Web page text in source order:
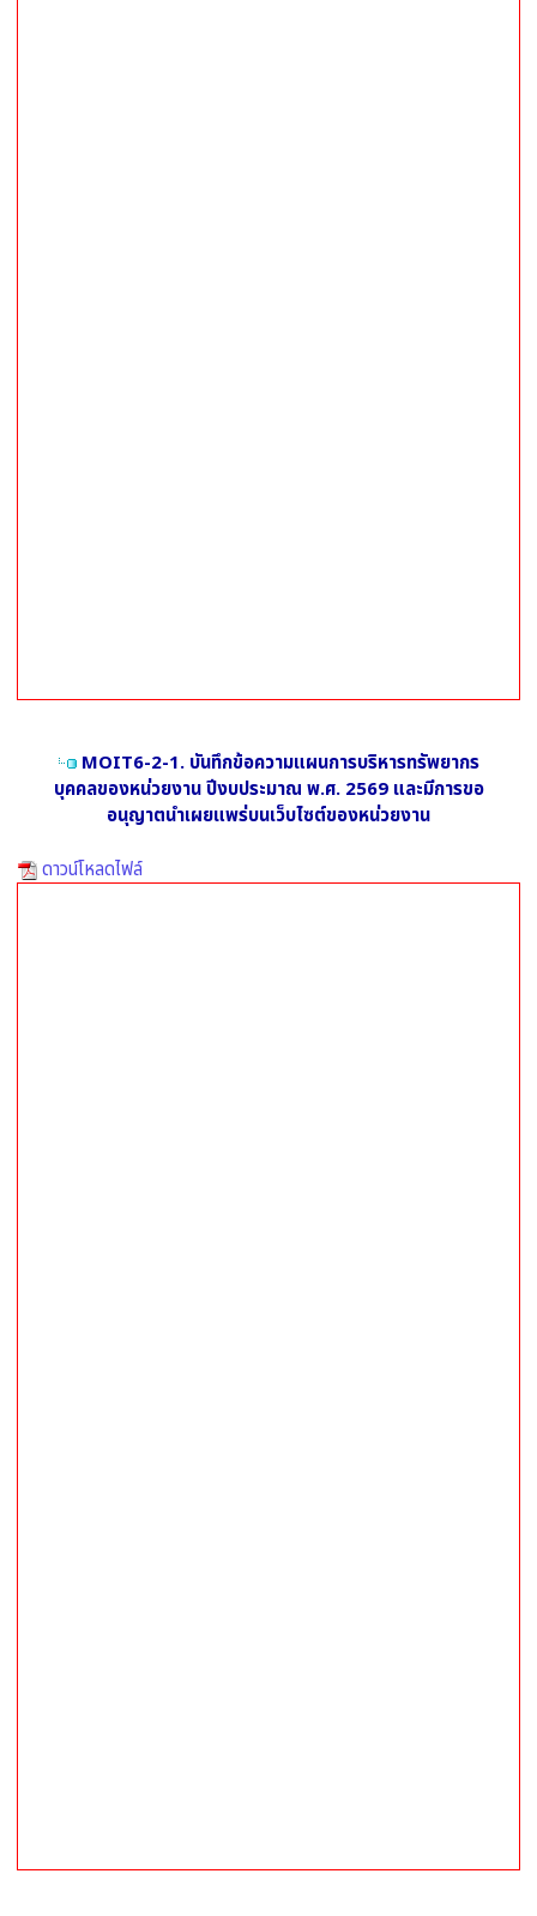
MOIT6-2-1. บันทึกข้อความแผนการบริหารทรัพยากร
บุคคลของหน่วยงาน ปีงบประมาณ พ.ศ. 2569 และมีการขอ
อนุญาตนำเผยแพร่บนเว็บไซต์ของหน่วยงาน
ดาวน์โหลดไฟล์